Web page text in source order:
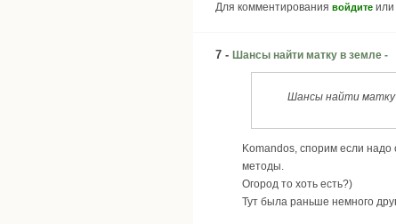
Для комментирования войдите или
7 - Шансы найти матку в земле -
Шансы найти матку
Komandos, спорим если надо
методы.
Огород то хоть есть?)
Тут была раньше немного